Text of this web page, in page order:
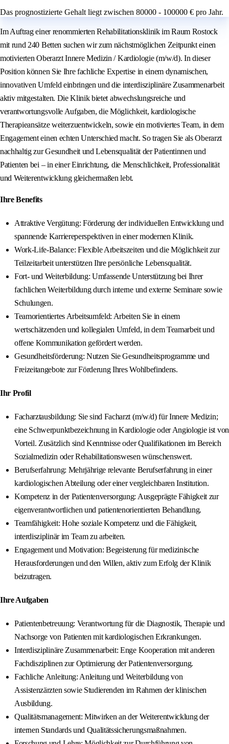
Das prognostizierte Gehalt liegt zwischen 80000 - 100000 € pro Jahr.
Im Auftrag einer renommierten Rehabilitationsklinik im Raum Rostock
mit rund 240 Betten suchen wir zum nächstmöglichen Zeitpunkt einen
motivierten Oberarzt Innere Medizin / Kardiologie (m/w/d). In dieser
Position können Sie Ihre fachliche Expertise in einem dynamischen,
innovativen Umfeld einbringen und die interdisziplinäre Zusammenarbeit
aktiv mitgestalten. Die Klinik bietet abwechslungsreiche und
verantwortungsvolle Aufgaben, die Möglichkeit, kardiologische
Therapieansätze weiterzuentwickeln, sowie ein motiviertes Team, in dem
Engagement einen echten Unterschied macht. So tragen Sie als Oberarzt
nachhaltig zur Gesundheit und Lebensqualität der Patientinnen und
Patienten bei – in einer Einrichtung, die Menschlichkeit, Professionalität
und Weiterentwicklung gleichermaßen lebt.
Ihre Benefits
Attraktive Vergütung: Förderung der individuellen Entwicklung und
spannende Karriereperspektiven in einer modernen Klinik.
Work-Life-Balance: Flexible Arbeitszeiten und die Möglichkeit zur
Teilzeitarbeit unterstützen Ihre persönliche Lebensqualität.
Fort- und Weiterbildung: Umfassende Unterstützung bei Ihrer
fachlichen Weiterbildung durch interne und externe Seminare sowie
Schulungen.
Teamorientiertes Arbeitsumfeld: Arbeiten Sie in einem
wertschätzenden und kollegialen Umfeld, in dem Teamarbeit und
offene Kommunikation gefördert werden.
Gesundheitsförderung: Nutzen Sie Gesundheitsprogramme und
Freizeitangebote zur Förderung Ihres Wohlbefindens.
Ihr Profil
Facharztausbildung: Sie sind Facharzt (m/w/d) für Innere Medizin;
eine Schwerpunktbezeichnung in Kardiologie oder Angiologie ist von
Vorteil. Zusätzlich sind Kenntnisse oder Qualifikationen im Bereich
Sozialmedizin oder Rehabilitationswesen wünschenswert.
Berufserfahrung: Mehrjährige relevante Berufserfahrung in einer
kardiologischen Abteilung oder einer vergleichbaren Institution.
Kompetenz in der Patientenversorgung: Ausgeprägte Fähigkeit zur
eigenverantwortlichen und patientenorientierten Behandlung.
Teamfähigkeit: Hohe soziale Kompetenz und die Fähigkeit,
interdisziplinär im Team zu arbeiten.
Engagement und Motivation: Begeisterung für medizinische
Herausforderungen und den Willen, aktiv zum Erfolg der Klinik
beizutragen.
Ihre Aufgaben
Patientenbetreuung: Verantwortung für die Diagnostik, Therapie und
Nachsorge von Patienten mit kardiologischen Erkrankungen.
Interdisziplinäre Zusammenarbeit: Enge Kooperation mit anderen
Fachdisziplinen zur Optimierung der Patientenversorgung.
Fachliche Anleitung: Anleitung und Weiterbildung von
Assistenzärzten sowie Studierenden im Rahmen der klinischen
Ausbildung.
Qualitätsmanagement: Mitwirken an der Weiterentwicklung der
internen Standards und Qualitätssicherungsmaßnahmen.